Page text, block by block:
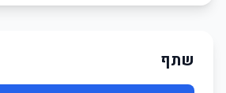
שתף